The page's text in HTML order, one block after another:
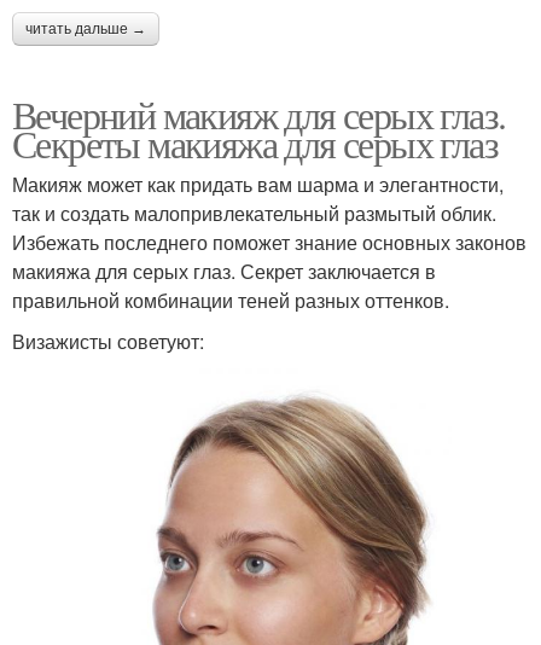
читать дальше →
Вечерний макияж для серых глаз.
Секреты макияжа для серых глаз
Макияж может как придать вам шарма и элегантности,
так и создать малопривлекательный размытый облик.
Избежать последнего поможет знание основных законов
макияжа для серых глаз. Секрет заключается в
правильной комбинации теней разных оттенков.
Визажисты советуют: